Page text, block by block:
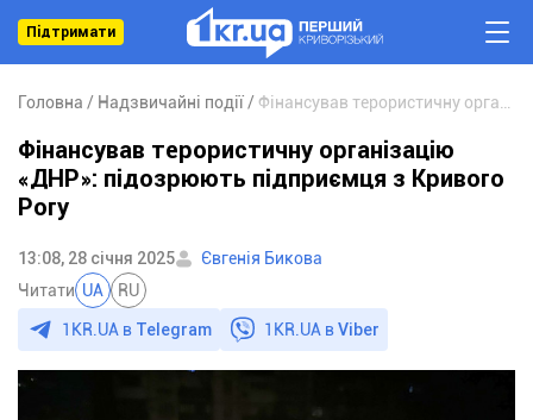
Підтримати
Головна Надзвичайні події
Фінансував терористичну організацію
«ДНР»: підозрюють підприємця з Кривого
Рогу
13:08, 28 січня 2025
Євгенія Бикова
Читати UA RU
1KR.UA в Telegram 1KR.UA вViber